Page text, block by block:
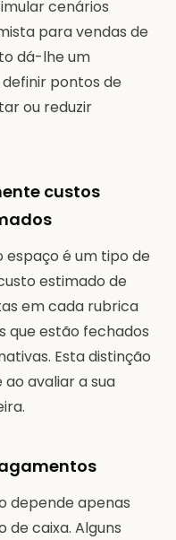
cenários
para vendas de
dá-lhe um
pontos de
ou reduzir
custos
é um tipo de
estimado de
em cada rubrica
que estão fechados
Esta distinção
avaliar a sua
depende apenas
caixa. Alguns